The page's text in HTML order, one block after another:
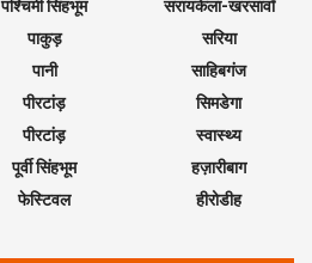
पश्चिमी सिंहभूम
पाकुड़
पानी
पीरटांड़
पीरटांड़
पूर्वी सिंहभूम
फेस्टिवल
सरायकेला-खरसावाँ
सरिया
साहिबगंज
सिमडेगा
स्वास्थ्य
हज़ारीबाग
हीरोडीह